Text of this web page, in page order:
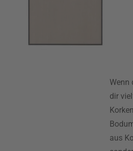
Wenn
dir
aus